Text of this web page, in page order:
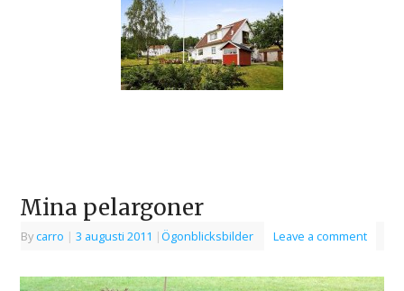
Mina pelargoner
Bycarro | 3 augusti 2011 |Ögonblicksbilder Leave a comment